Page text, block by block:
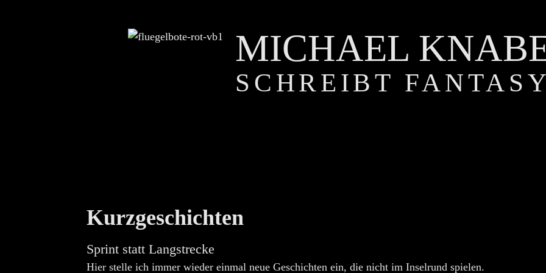
MICHAEL
SCHREIBT
Kurzgeschichten
Sprint statt Langstrecke
Hier stelle ich immer wieder einmal neue Geschichten ein, die nicht im Inselrund spielen.